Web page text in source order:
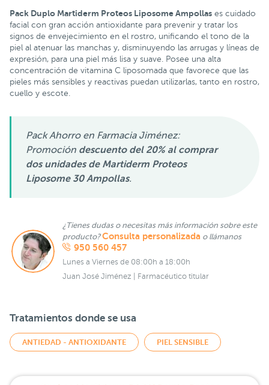
Pack Duplo Martiderm Proteos Liposome Ampollas es cuidado
facial con gran acción antioxidante para prevenir y tratar los
signos de envejecimiento en el rostro, unificando el tono de la
piel al atenuar las manchas y, disminuyendo las arrugas y líneas de
expresión, para una piel más lisa y suave. Posee una alta
concentración de vitamina C liposomada que favorece que las
pieles más sensibles y reactivas puedan utilizarlas, tanto en rostro,
cuello y escote.
Pack Ahorro en Farmacia Jiménez:
Promoción descuento del 20% al comprar
dos unidades de Martiderm Proteos
Liposome 30 Ampollas.
¿Tienes dudas o necesitas más información sobre este
producto?Consulta personalizada o llámanos
950 560 457
Lunes a Viernes de 08:00h a 18:00h
Juan José Jiménez | Farmacéutico titular
Tratamientos donde se usa
ANTIEDAD - ANTIOXIDANTE PIEL SENSIBLE